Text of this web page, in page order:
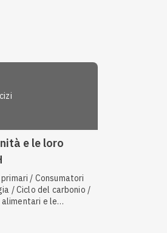
e le loro
/ Consumatori
/ Ciclo del carbonio /
e le